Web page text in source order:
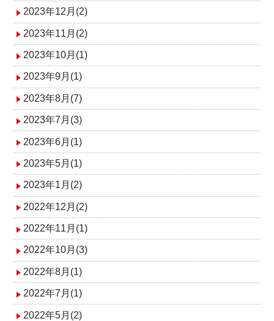
2023年12月(2)
2023年11月(2)
2023年10月(1)
2023年9月(1)
2023年8月(7)
2023年7月(3)
2023年6月(1)
2023年5月(1)
2023年1月(2)
2022年12月(2)
2022年11月(1)
2022年10月(3)
2022年8月(1)
2022年7月(1)
2022年5月(2)